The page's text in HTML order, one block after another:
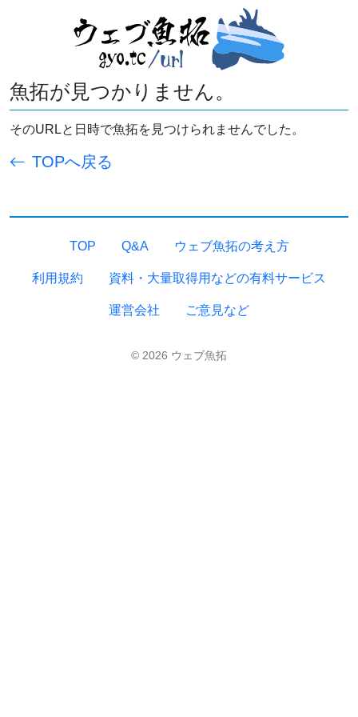
魚拓が見つかりません。
そのURLと日時で魚拓を見つけられませんでした。
TOPへ戻る
TOP Q&A ウェブ魚拓の考え方
利用規約 資料・大量取得用などの有料サービス
運営会社 ご意見など
© 2026 ウェブ魚拓